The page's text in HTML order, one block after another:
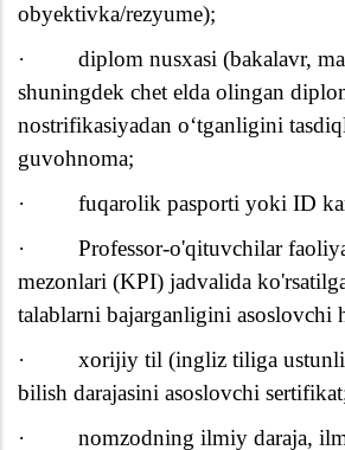
obyektivka/rezyume);
·
diplom nusxasi (bakalavr,
shuningdek chet elda olingan
nostrifikasiyadan oʻtganligini
guvohnoma;
·
fuqarolik pasporti yoki ID
·
Professor-o'qituvchilar
mezonlari (KPI) jadvalida
talablarni bajarganligini asoslovchi
·
xorijiy til (ingliz tiliga
bilish darajasini asoslovchi
·
nomzodning ilmiy daraja,